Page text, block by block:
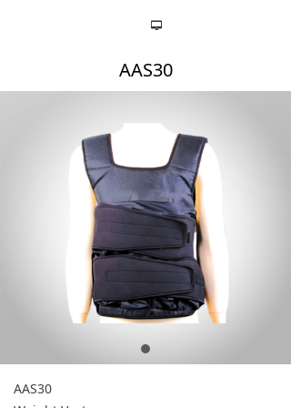
넡
AAS30
AAS30